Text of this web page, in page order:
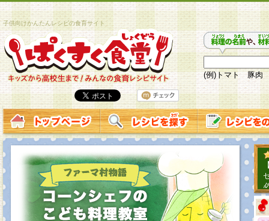
子供向けかんたんレシピの食育サイト
(例)トマト 豚肉